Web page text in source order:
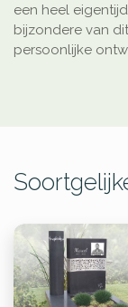
een heel
bijzondere van
persoonlijke